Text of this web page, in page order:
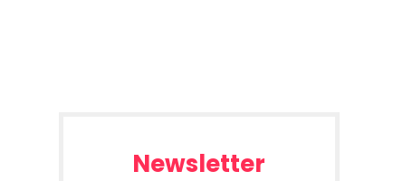
Newsletter